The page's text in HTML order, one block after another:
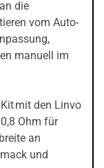
die
vom Auto-
manuell im
mit den Linvo
Ohm für
an
und